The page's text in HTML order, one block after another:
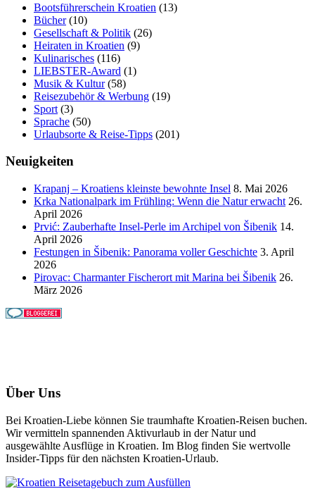
Bootsführerschein Kroatien (13)
Bücher(10)
Gesellschaft & Politik (26)
Heiraten in Kroatien (9)
Kulinarisches (116)
LIEBSTER-Award (1)
Musik & Kultur(58)
Reisezubehör & Werbung (19)
Sport (3)
Sprache (50)
Urlaubsorte & Reise-Tipps (201)
Neuigkeiten
Krapanj – Kroatiens kleinste bewohnte Insel 8. Mai 2026
Krka Nationalpark im Frühling: Wenn die Natur erwacht 26.
April 2026
Prvić: Zauberhafte Insel-Perle im Archipel von Šibenik 14.
April 2026
Festungen in Šibenik: Panorama voller Geschichte 3. April
2026
Pirovac: Charmanter Fischerort mit Marina bei Šibenik 26.
März 2026
Über Uns
Bei Kroatien-Liebe können Sie traumhafte Kroatien-Reisen buchen.
Wir vermitteln spannenden Aktivurlaub in der Natur und
ausgewählte Ausflüge in Kroatien. Im Blog finden Sie wertvolle
Insider-Tipps für den nächsten Kroatien-Urlaub.